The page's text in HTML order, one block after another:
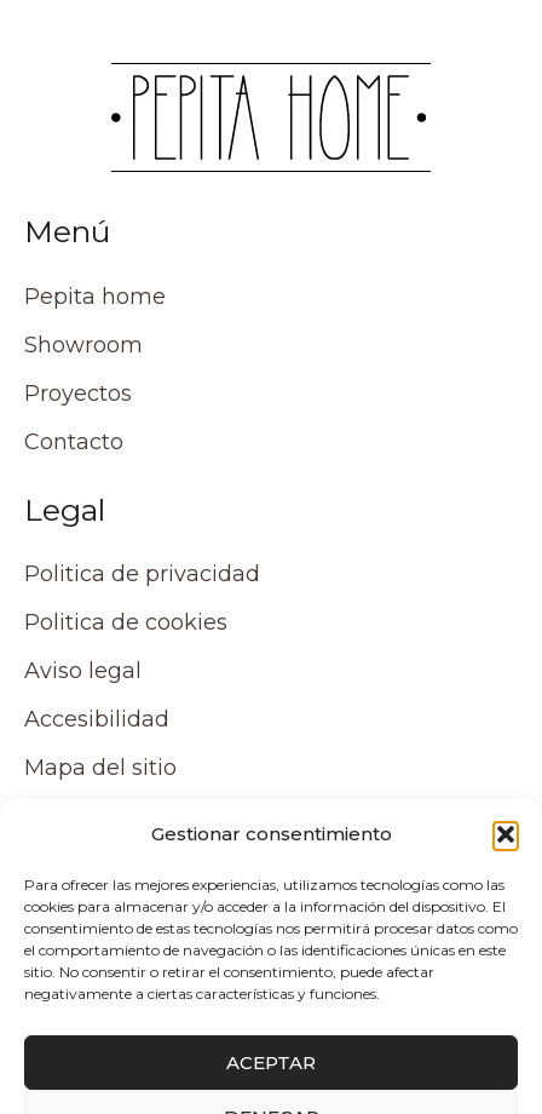
Gestionar consentimiento
Para ofrecer las mejores experiencias, utilizamos tecnologías como las
cookies para almacenar y/o acceder a la información del dispositivo. El
consentimiento de estas tecnologías nos permitirá procesar datos como
el comportamiento de navegación o las identificaciones únicas en este
sitio. No consentir o retirar el consentimiento, puede afectar
negativamente a ciertas características y funciones.
ACEPTAR
Menú
Pepita home
Showroom
Proyectos
Contacto
Legal
Politica de privacidad
Politica de cookies
Aviso legal
Accesibilidad
Mapa del sitio
Tu cuenta
Mi cuenta
Carrito
Politica de envio y devoluciones